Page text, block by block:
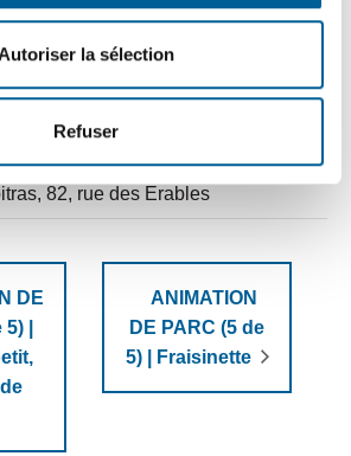
Autoriser la sélection
Refuser
82, rue des Érables
DE
|
ANIMATION
DE PARC (5 de
5) | Fraisinette